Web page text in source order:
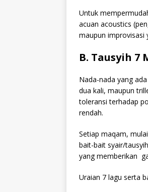
Untuk
acuan acoustics
maupun improvisasi
B. Tausyih 7
Nada-nada yang
dua kali, maupun
toleransi terhadap
rendah.
Setiap maqam,
bait-bait syair/
yang memberikan
Uraian 7 lagu serta